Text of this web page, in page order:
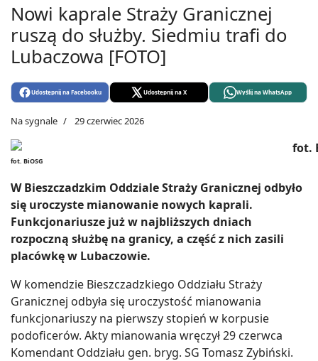
Nowi kaprale Straży Granicznej
ruszą do służby. Siedmiu trafi do
Lubaczowa [FOTO]
Udostępnij na Facebooku Udostępnij na X Wyślij na WhatsApp
Na sygnale 29 czerwiec 2026
fot. BiOSG
W Bieszczadzkim Oddziale Straży Granicznej odbyło
się uroczyste mianowanie nowych kaprali.
Funkcjonariusze już w najbliższych dniach
rozpoczną służbę na granicy, a część z nich zasili
placówkę w Lubaczowie.
W komendzie Bieszczadzkiego Oddziału Straży
Granicznej odbyła się uroczystość mianowania
funkcjonariuszy na pierwszy stopień w korpusie
podoficerów. Akty mianowania wręczył 29 czerwca
Komendant Oddziału gen. bryg. SG Tomasz Zybiński.